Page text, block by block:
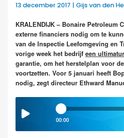
13 december 2017 | Gijs van den
KRALENDIJK – Bonaire Petroleum
externe financiers nodig om te
van de Inspectie Leefomgeving en
vorige week het bedrijf een
garantie, om het herstelplan voor
voortzetten. Voor 5 januari heeft
nodig, zegt directeur Ethward
00:00